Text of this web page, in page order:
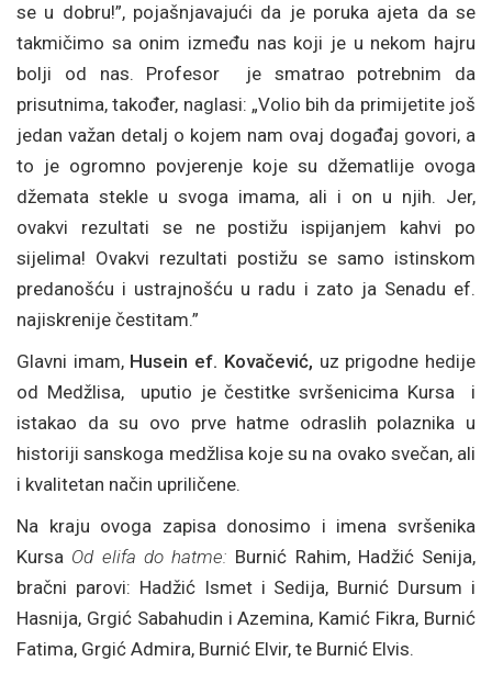
se u dobru!”, pojašnjavajući da je poruka ajeta da se
takmičimo sa onim između nas koji je u nekom hajru
bolji od nas. Profesor je smatrao potrebnim da
prisutnima, također, naglasi: „Volio bih da primijetite još
jedan važan detalj o kojem nam ovaj događaj govori, a
to je ogromno povjerenje koje su džematlije ovoga
džemata stekle u svoga imama, ali i on u njih. Jer,
ovakvi rezultati se ne postižu ispijanjem kahvi po
sijelima! Ovakvi rezultati postižu se samo istinskom
predanošću i ustrajnošću u radu i zato ja Senadu ef.
najiskrenije čestitam.”
Glavni imam,Husein ef. Kovačević, uz prigodne hedije
od Medžlisa, uputio je čestitke svršenicima Kursa i
istakao da su ovo prve hatme odraslih polaznika u
historiji sanskoga medžlisa koje su na ovako svečan, ali
i kvalitetan način upriličene.
Na kraju ovoga zapisa donosimo i imena svršenika
Kursa Od elifa do hatme: Burnić Rahim, Hadžić Senija,
bračni parovi: Hadžić Ismet i Sedija, Burnić Dursum i
Hasnija, Grgić Sabahudin i Azemina, Kamić Fikra, Burnić
Fatima, Grgić Admira, Burnić Elvir, te Burnić Elvis.